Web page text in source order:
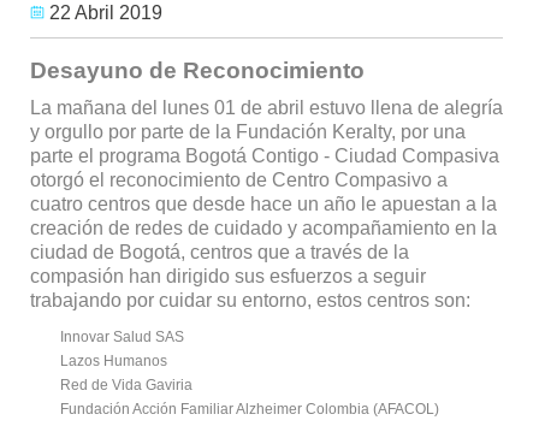
22 Abril 2019
Desayuno de Reconocimiento
La mañana del lunes 01 de abril estuvo llena de alegría
y orgullo por parte de la Fundación Keralty, por una
parte el programa Bogotá Contigo - Ciudad Compasiva
otorgó el reconocimiento de Centro Compasivo a
cuatro centros que desde hace un año le apuestan a la
creación de redes de cuidado y acompañamiento en la
ciudad de Bogotá, centros que a través de la
compasión han dirigido sus esfuerzos a seguir
trabajando por cuidar su entorno, estos centros son:
Innovar Salud SAS
Lazos Humanos
Red de Vida Gaviria
Fundación Acción Familiar Alzheimer Colombia (AFACOL)